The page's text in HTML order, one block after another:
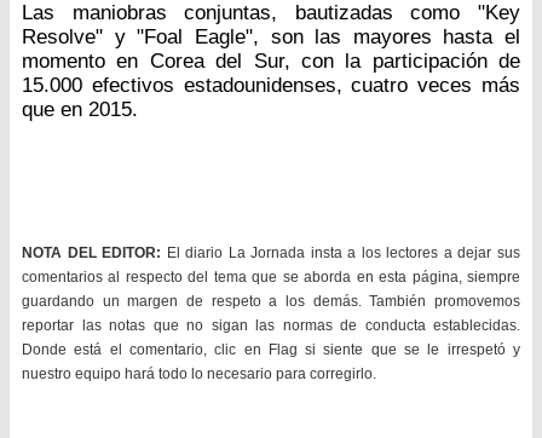
Las maniobras conjuntas, bautizadas como "Key
Resolve" y "Foal Eagle", son las mayores hasta el
momento en Corea del Sur, con la participación de
15.000 efectivos estadounidenses, cuatro veces más
que en 2015.
NOTA DEL EDITOR: El diario La Jornada insta a los lectores a dejar sus
comentarios al respecto del tema que se aborda en esta página, siempre
guardando un margen de respeto a los demás. También promovemos
reportar las notas que no sigan las normas de conducta establecidas.
Donde está el comentario, clic en Flag si siente que se le irrespetó y
nuestro equipo hará todo lo necesario para corregirlo.